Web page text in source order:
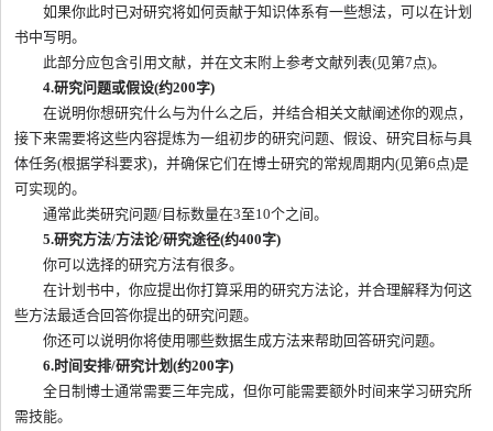
如果你此时已对研究将如何贡献于知识体系有一些想法，可以在计划
书中写明。
此部分应包含引用文献，并在文末附上参考文献列表(见第7点)。
4.研究问题或假设(约200字)
在说明你想研究什么与为什么之后，并结合相关文献阐述你的观点，
接下来需要将这些内容提炼为一组初步的研究问题、假设、研究目标与具
体任务(根据学科要求)，并确保它们在博士研究的常规周期内(见第6点)是
可实现的。
通常此类研究问题/目标数量在3至10个之间。
5.研究方法/方法论/研究途径(约400字)
你可以选择的研究方法有很多。
在计划书中，你应提出你打算采用的研究方法论，并合理解释为何这
些方法最适合回答你提出的研究问题。
你还可以说明你将使用哪些数据生成方法来帮助回答研究问题。
6.时间安排/研究计划(约200字)
全日制博士通常需要三年完成，但你可能需要额外时间来学习研究所
需技能。